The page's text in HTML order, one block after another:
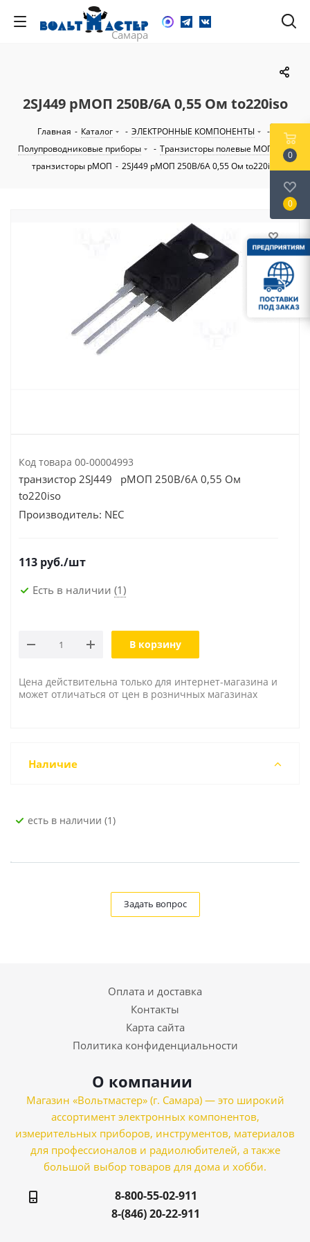
2SJ449 pМОП 250В/6А 0,55 Ом to220iso
Главная - Каталог - ЭЛЕКТРОННЫЕ КОМПОНЕНТЫ
-
Полупроводниковые приборы
- Транзисторы полевые МОП
-
транзисторы pМОП - 2SJ449 pМОП 250В/6А 0,55 Ом to220iso
Код товара 00-00004993
транзистор 2SJ449 pМОП 250В/6А 0,55 Ом
to220iso
Производитель: NEC
113 руб./шт
Есть в наличии (1)
В корзину
Цена действительна только для интернет-магазина и
может отличаться от цен в розничных магазинах
Наличие
Есть в наличии (1)
Задать вопрос
Оплата и доставка
Контакты
Карта сайта
Политика конфиденциальности
О компании
Магазин «Вольтмастер» (г. Самара) — это широкий
ассортимент электронных компонентов,
измерительных приборов, инструментов, материалов
для профессионалов и радиолюбителей, а также
большой выбор товаров для дома и хобби.
8-800-55-02-911
8-(846) 20-22-911
0
0